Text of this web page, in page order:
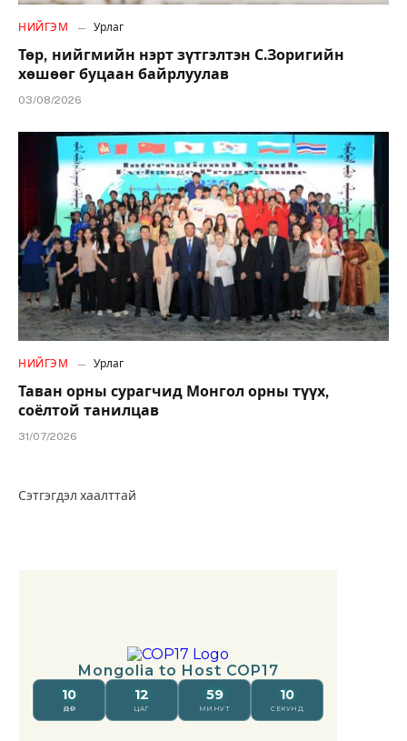
НИЙГЭМ Урлаг
Төр, нийгмийн нэрт зүтгэлтэн С.Зоригийн
хөшөөг буцаан байрлуулав
03/08/2026
НИЙГЭМ Урлаг
Таван орны сурагчид Монгол орны түүх,
соёлтой танилцав
31/07/2026
Сэтгэгдэл хаалттай